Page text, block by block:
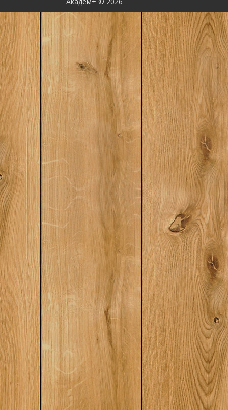
фашизма Первые
государства
капитализма
антифашистская
«кризиса
фашизма
культуры.
фашистский режим
годы Достройка
системы Италия и
Антикризисная
фашизма Переход
внешней политике
хозяйственной
фашизм —
диктатура
фашизму Вторая
конец
— «невоюющая
стороне
антифашистские
июля 1943 г
что дальше?
демократии
Учредительному
выборов и
г. От
Конституции
антифашистского
утверждение
господства ХДП
отказа от
Центризм
фашизма и новые
итальянской
по-итальянски
«экономическое
партии в поисках
стратегии Переход
Левоцентристская
действии «Хотим,
считались!» Италия
политического
левоцентризма.
опасности
компромисса» в
ИКППолитика
солидарности»
расстановке сил
партий Навстречу
тысячелетию
социальные и
психологические
—80-х
атмосфера
Пятипартийная
власти Кризис
политической
республики
столетия
литература
хронология
сокращения